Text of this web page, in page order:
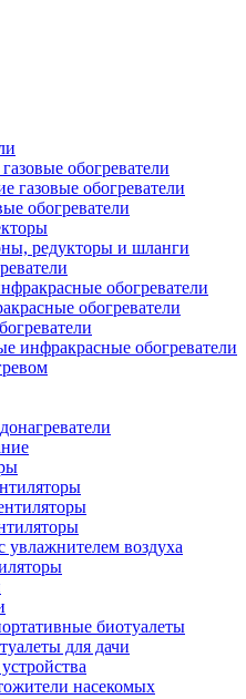
обогреватели
газовые обогреватели
обогреватели
редукторы и шланги
обогреватели
обогреватели
инфракрасные обогреватели
увлажнителем воздуха
биотуалеты
для дачи
насекомых